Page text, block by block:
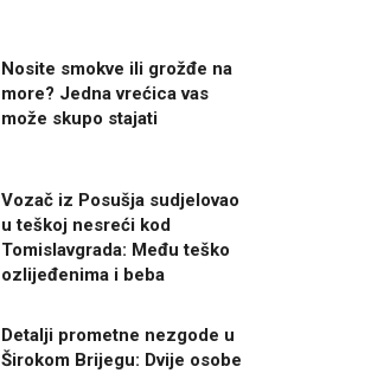
Nosite smokve ili grožđe na
more? Jedna vrećica vas
može skupo stajati
Vozač iz Posušja sudjelovao
u teškoj nesreći kod
Tomislavgrada: Među teško
ozlijeđenima i beba
Detalji prometne nezgode u
Širokom Brijegu: Dvije osobe